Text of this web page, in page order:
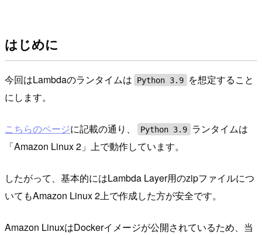
はじめに
今回はLambdaのランタイムは Python 3.9
を想定すること
にします。
こちらのページに記載の通り、 Python 3.9 ランタイムは
「Amazon Linux 2」上で動作しています。
したがって、基本的にはLambda Layer用のzipファイルにつ
いてもAmazon Linux 2上で作成した方が安全です。
Amazon LinuxはDockerイメージが公開されているため、当